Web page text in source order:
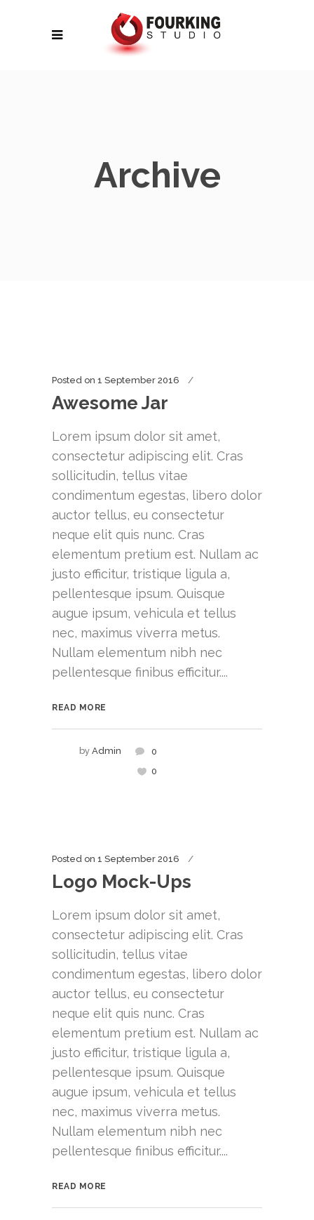
Archive
Posted on 1 September 2016
Awesome Jar
Lorem ipsum dolor sit amet,
consectetur adipiscing elit. Cras
sollicitudin, tellus vitae
condimentum egestas, libero dolor
auctor tellus, eu consectetur
neque elit quis nunc. Cras
elementum pretium est. Nullam ac
justo efficitur, tristique ligula a,
pellentesque ipsum. Quisque
augue ipsum, vehicula et tellus
nec, maximus viverra metus.
Nullam elementum nibh nec
pellentesque finibus efficitur....
READ MORE
by Admin
0
0
Posted on 1 September 2016
Logo Mock-Ups
Lorem ipsum dolor sit amet,
consectetur adipiscing elit. Cras
sollicitudin, tellus vitae
condimentum egestas, libero dolor
auctor tellus, eu consectetur
neque elit quis nunc. Cras
elementum pretium est. Nullam ac
justo efficitur, tristique ligula a,
pellentesque ipsum. Quisque
augue ipsum, vehicula et tellus
nec, maximus viverra metus.
Nullam elementum nibh nec
pellentesque finibus efficitur....
READ MORE